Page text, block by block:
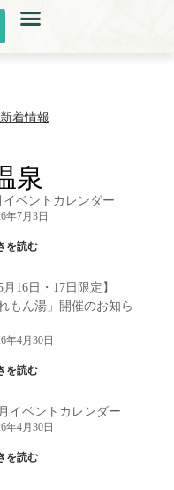
新着情報
泉
イベントカレンダー
年7月3日
を読む
5月16日・17日限定】
れもん湯」開催のお知ら
年4月30日
を読む
イベントカレンダー
年4月30日
を読む